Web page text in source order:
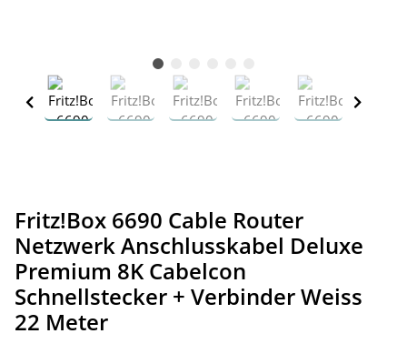
Fritz!Box 6690 Cable Router
Netzwerk Anschlusskabel Deluxe
Premium 8K Cabelcon
Schnellstecker + Verbinder Weiss
22 Meter